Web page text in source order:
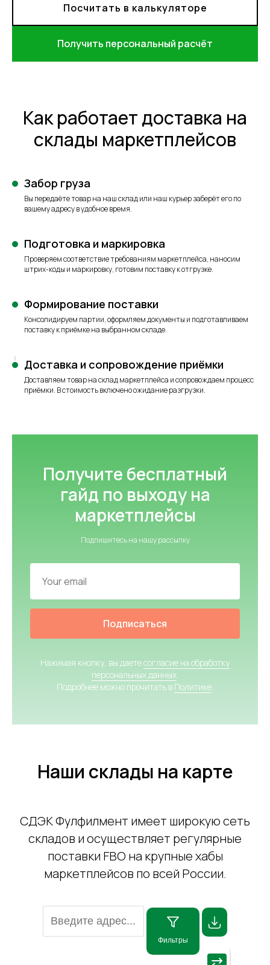
Посчитать в калькуляторе
Получить персональный расчёт
Как работает доставка на
склады маркетплейсов
Забор груза
Вы передаёте товар на наш склад или наш курьер заберёт его по
вашему адресу в удобное время.
Подготовка и маркировка
Проверяем соответствие требованиям маркетплейса, наносим
штрих-коды и маркировку, готовим поставку к отгрузке.
Формирование поставки
Консолидируем партии, оформляем документы и подготавливаем
поставку к приёмке на выбранном складе.
Доставка и сопровождение приёмки
Доставляем товар на склад маркетплейса и сопровождаем процесс
приёмки. В стоимость включено ожидание разгрузки.
Получите бесплатный
гайд по выходу на
маркетплейсы
Подпишитесь на нашу рассылку
Подписаться
Нажимая кнопку, вы даетесогласие на обработку
персональных данных
Подробнее можно прочитать в Политике
Наши склады на карте
СДЭК Фулфилмент имеет широкую сеть
складов и осуществляет регулярные
поставки FBO на крупные хабы
маркетплейсов по всей России.
Фильтры